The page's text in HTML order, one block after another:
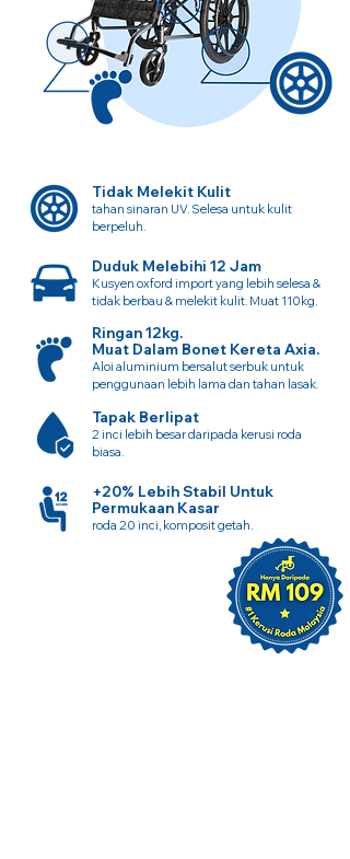
Tidak Melekit Kulit
tahan sinaran UV. Selesa untuk kulit
berpeluh.
Duduk Melebihi 12 Jam
Kusyen oxford import yang lebih selesa &
tidak berbau & melekit kulit. Muat 110kg.
Ringan 12kg.
Muat Dalam Bonet Kereta Axia.
Aloi aluminium bersalut serbuk untuk
penggunaan lebih lama dan tahan lasak.
Tapak Berlipat
2 inci lebih besar daripada kerusi roda
biasa.
+20% Lebih Stabil Untuk
Permukaan Kasar
roda 20 inci, komposit getah.